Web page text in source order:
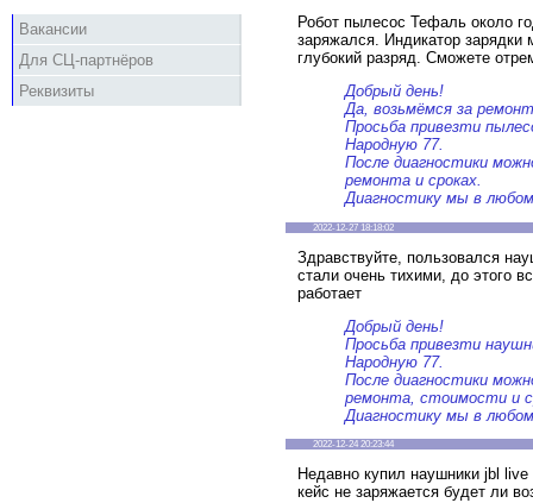
Вакансии
Для СЦ-партнёров
Реквизиты
Робот пылесос Тефаль около
заряжался. Индикатор зарядки
глубокий разряд. Сможете
Добрый день!
Да, возьмёмся за
Просьба привезти
Народную 77.
После диагностики
ремонта и сроках.
Диагностику мы в
2022-12-27 18:18:02
Здравствуйте, пользовался
стали очень тихими, до этого
работает
Добрый день!
Просьба привезти
Народную 77.
После диагностики
ремонта, стоимости и
Диагностику мы в
2022-12-24 20:23:44
Недавно купил наушники jbl
кейс не заряжается будет ли